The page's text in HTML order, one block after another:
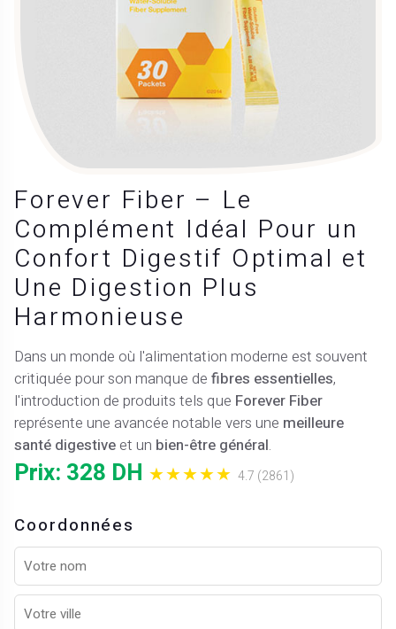
Forever Fiber – Le
Complément Idéal Pour un
Confort Digestif Optimal et
Une Digestion Plus
Harmonieuse
Dans un monde où l'alimentation moderne est souvent
critiquée pour son manque defibres essentielles,
l'introduction de produits tels que Forever Fiber
représente une avancée notable vers une meilleure
santé digestiveet un bien-être général.
Prix: 328 DH ★★★★★4.7 (2861)
Coordonnées